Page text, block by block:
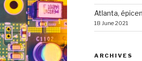
Atlanta,
18 June 2021
ARCHIVES